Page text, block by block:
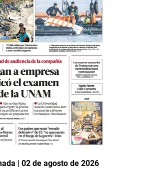
| 02 de agosto de 2026